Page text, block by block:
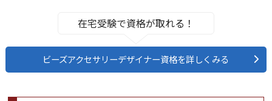
在宅受験で資格が取れる！
ビーズアクセサリーデザイナー資格を詳しくみる